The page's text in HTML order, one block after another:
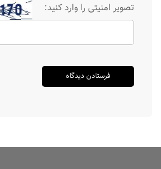
تصویر امنیتی را وارد کنید: